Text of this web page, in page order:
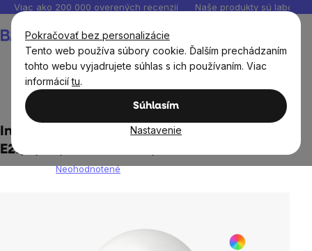
Pokračovať bez personalizácie
Tento web používa súbory cookie. Ďalším prechádzaním
tohto webu vyjadrujete súhlas s ich používaním. Viac
informáciítu.
Súhlasím
Nastavenie
Prejsť
obsah
Viac ako 200 000 overených recenzií Naše produkty sú
košík
Osvetlenie
Inteligentná žiarovka BrainLight LED, závit
E27, 8,5W, s ovladáčom, stmievateľná
Neohodnotené